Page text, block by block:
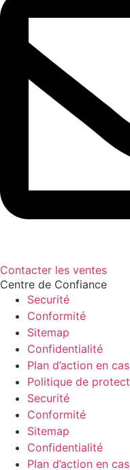
Contacter les ventes
Centre de Confiance
Securité
Conformité
Sitemap
Confidentialité
Plan d’action en
Politique de
Securité
Conformité
Sitemap
Confidentialité
Plan d’action en